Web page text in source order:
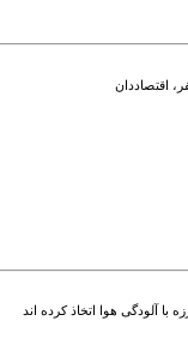
اقتصاددان
آلودگی هوا اتخاذ کرده اند